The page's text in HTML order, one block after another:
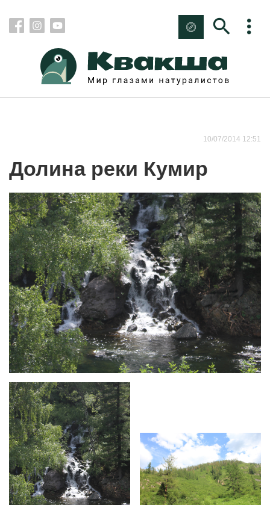
10/07/2014 12:51
Долина реки Кумир